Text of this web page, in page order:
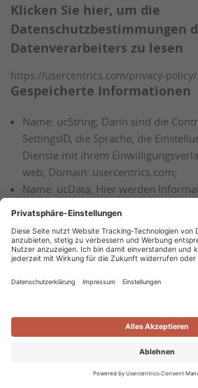
Klicken Sie hier, um die
Datenschutzbestimmungen
Datenverarbeiters zu lesen
https://usercentrics.com/privacy-policy/
Gespeicherte Informationen
Name: ucString; Darin sind die
SettingsID, die Sprache, die
Dienste mit ihrem
web; Domain: usercentrics.com;
Name: ucData; Hier werden
Name:
Dies dient dazu, das korrekte
Ereignisverfolgung sicherzustellen,
werden.; Typ: web;
FACEBOOK PIXEL
Beschreibung des Services